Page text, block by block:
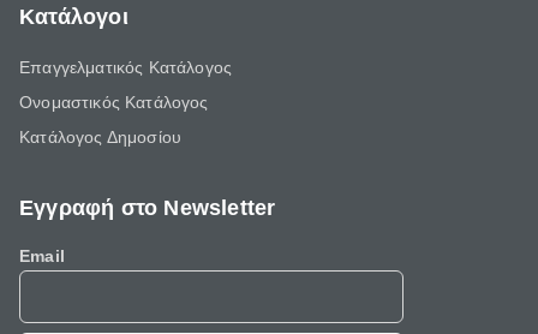
Κατάλογοι
Επαγγελματικός Κατάλογος
Ονομαστικός Κατάλογος
Κατάλογος Δημοσίου
Εγγραφή στο Newsletter
Email